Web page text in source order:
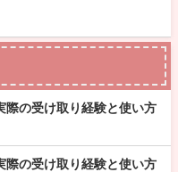
際の受け取り経験と使い方
際の受け取り経験と使い方